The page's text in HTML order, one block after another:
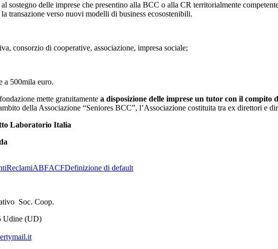
sostegno delle imprese che presentino alla BCC o alla CR territorialmente
la transazione verso nuovi modelli di business ecosostenibili.
consorzio di cooperative, associazione, impresa sociale;
a 500mila euro.
mette gratuitamente a disposizione delle imprese un tutor con il compito
della Associazione “Seniores BCC”, l’Associazione costituita tra ex direttori e
Laboratorio Italia
ReclamiABFACFDefinizione di default
Soc. Coop.
Udine (UD)